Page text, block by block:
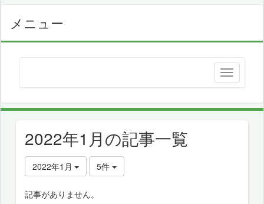
メニュー
2022年1月の記事一覧
2022年1月 5件
記事がありません。